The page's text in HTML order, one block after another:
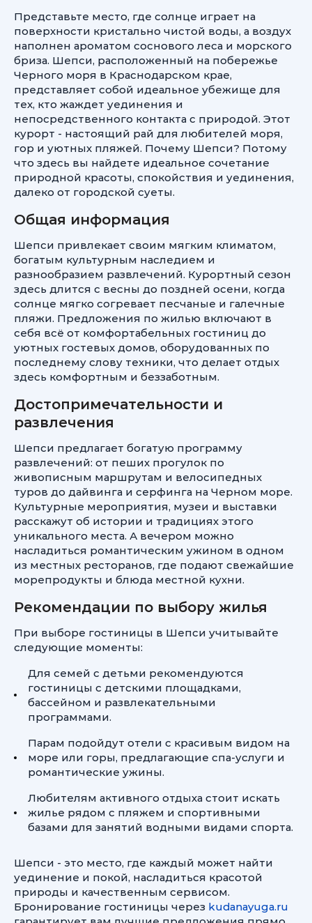
Представьте место, где солнце играет на
поверхности кристально чистой воды, а воздух
наполнен ароматом соснового леса и морского
бриза. Шепси, расположенный на побережье
Черного моря в Краснодарском крае,
представляет собой идеальное убежище для
тех, кто жаждет уединения и
непосредственного контакта с природой. Этот
курорт - настоящий рай для любителей моря,
гор и уютных пляжей. Почему Шепси? Потому
что здесь вы найдете идеальное сочетание
природной красоты, спокойствия и уединения,
далеко от городской суеты.
Общая информация
Шепси привлекает своим мягким климатом,
богатым культурным наследием и
разнообразием развлечений. Курортный сезон
здесь длится с весны до поздней осени, когда
солнце мягко согревает песчаные и галечные
пляжи. Предложения по жилью включают в
себя всё от комфортабельных гостиниц до
уютных гостевых домов, оборудованных по
последнему слову техники, что делает отдых
здесь комфортным и беззаботным.
Достопримечательности и
развлечения
Шепси предлагает богатую программу
развлечений: от пеших прогулок по
живописным маршрутам и велосипедных
туров до дайвинга и серфинга на Черном море.
Культурные мероприятия, музеи и выставки
расскажут об истории и традициях этого
уникального места. А вечером можно
насладиться романтическим ужином в одном
из местных ресторанов, где подают свежайшие
морепродукты и блюда местной кухни.
Рекомендации по выбору жилья
При выборе гостиницы в Шепси учитывайте
следующие моменты:
Для семей с детьми рекомендуются
гостиницы с детскими площадками,
бассейном и развлекательными
программами.
Парам подойдут отели с красивым видом на
море или горы, предлагающие спа-услуги и
романтические ужины.
Любителям активного отдыха стоит искать
жилье рядом с пляжем и спортивными
базами для занятий водными видами спорта.
Шепси - это место, где каждый может найти
уединение и покой, насладиться красотой
природы и качественным сервисом.
Бронирование гостиницы через kudanayuga.ru